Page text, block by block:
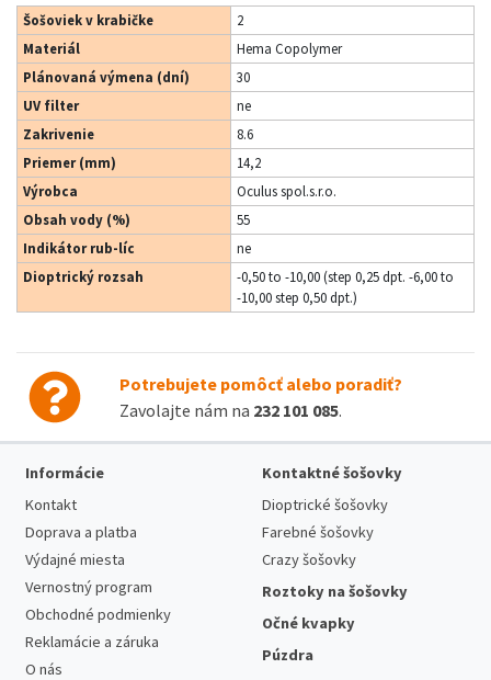
Šošoviek v krabičke
2
Materiál
Hema Copolymer
Plánovaná výmena (dní)
30
UV filter
ne
Zakrivenie
8.6
Priemer (mm)
14,2
Výrobca
Oculus spol.s.r.o.
Obsah vody (%)
55
Indikátor rub-líc
ne
Dioptrický rozsah
-0,50 to -10,00 (step 0,25 dpt. -6,00 to
-10,00 step 0,50 dpt.)
Potrebujete pomôcť alebo poradiť?
Zavolajte nám na 232 101 085.
Informácie
Kontakt
Doprava a platba
Výdajné miesta
Vernostný program
Obchodné podmienky
Reklamácie a záruka
O nás
Kontaktné šošovky
Dioptrické šošovky
Farebné šošovky
Crazy šošovky
Roztoky na šošovky
Očné kvapky
Púzdra